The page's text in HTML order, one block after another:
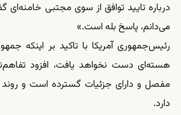
درباره تایید توافق از سوی مجتبی
می‌دانم، پاسخ بله است.»
رئیس‌جمهوری آمریکا با تاکید بر اینکه
هسته‌ای دست نخواهد یافت، افزود
مفصل و دارای جزئیات گسترده است و روند
دارد.